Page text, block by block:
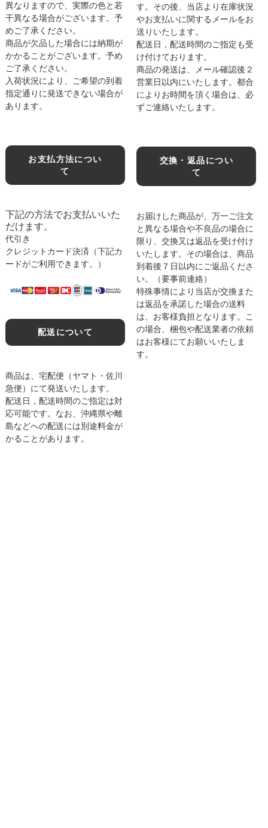
異なりますので、実際の色と若
干異なる場合がございます。予
めご了承ください。
商品が欠品した場合には納期が
かかることがございます。予め
ご了承ください。
入荷状況により、ご希望の到着
指定通りに発送できない場合が
あります。
お支払方法につい
て
下記の方法でお支払いいた
だけます。
代引き
クレジットカード決済（下記カ
ードがご利用できます。）
配送について
商品は、宅配便（ヤマト・佐川
急便）にて発送いたします。
配送日，配送時間のご指定は対
応可能です。なお、沖縄県や離
島などへの配送には別途料金が
かることがあります。
す。その後、当店より在庫状況
やお支払いに関するメールをお
送りいたします。
配送日，配送時間のご指定も受
け付けております。
商品の発送は、メール確認後２
営業日以内にいたします。都合
によりお時間を頂く場合は、必
ずご連絡いたします。
交換・返品につい
て
お届けした商品が、万一ご注文
と異なる場合や不良品の場合に
限り、交換又は返品を受け付け
いたします。その場合は、商品
到着後７日以内にご返品くださ
い。（要事前連絡）
特殊事情により当店が交換また
は返品を承諾した場合の送料
は、お客様負担となります。こ
の場合、梱包や配送業者の依頼
はお客様にてお願いいたしま
す。